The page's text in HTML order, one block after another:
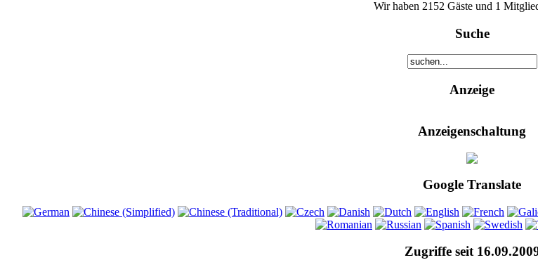
Wir haben 2152 Gäste und 1
Suche
Anzeige
Anzeigenschaltung
Google Translate
Zugriffe seit